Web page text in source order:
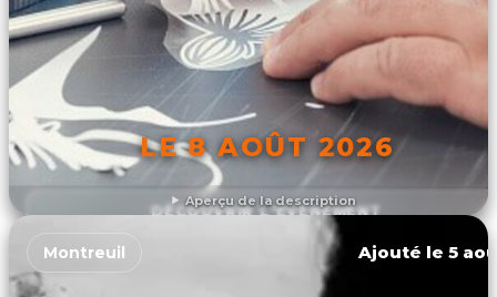
Aperçu de la description
LE 8 AOÛT 2026
DÉCOUVRIR L'ÉVÉNEMENT
Montreuil Ajouté le 5